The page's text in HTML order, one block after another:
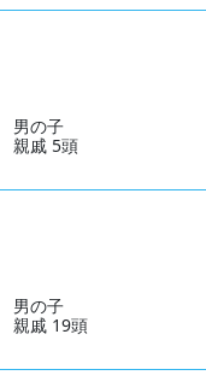
男の子
親戚 5頭
男の子
親戚 19頭